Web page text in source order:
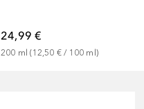
24,99 €
200 ml (12,50 € / 100 ml )